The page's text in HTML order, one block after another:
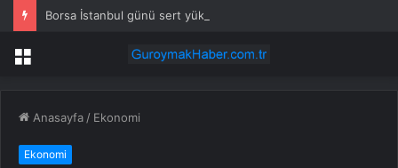
Borsa İstanbul günü sert yükselişle kapattı
Menü
Anasayfa / Ekonomi
Ekonomi